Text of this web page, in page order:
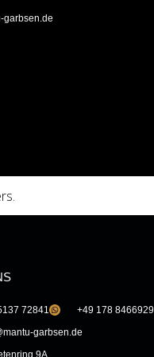
garbsen.de
72841
+49 178 8466929
garbsen.de
9A